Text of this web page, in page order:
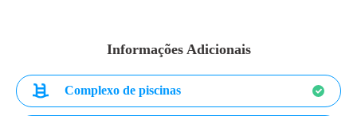
Informações Adicionais
Complexo de piscinas